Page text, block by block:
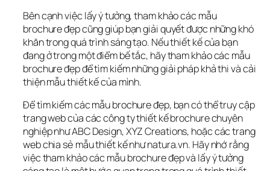
Bên cạnh việc lấy ý tưởng, tham khảo các mẫu
brochure đẹp cũng giúp bạn giải quyết được những khó
khăn trong quá trình sáng tạo. Nếu thiết kế của bạn
đang ở trong một điểm bế tắc, hãy tham khảo các mẫu
brochure đẹp để tìm kiếm những giải pháp khả thi và cải
thiện mẫu thiết kế của mình.
Để tìm kiếm các mẫu brochure đẹp, bạn có thể truy cập
trang web của các công ty thiết kế brochure chuyên
nghiệp như ABC Design, XYZ Creations, hoặc các trang
web chia sẻ mẫu thiết kế như natura.vn. Hãy nhớ rằng
việc tham khảo các mẫu brochure đẹp và lấy ý tưởng